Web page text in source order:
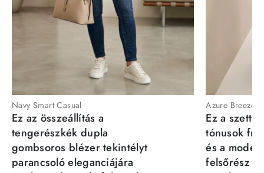
Navy Smart Casual
Ez az összeállítás a
tengerészkék dupla
gombsoros blézer tekintélyt
parancsoló eleganciájára
Azure Breeze
Ez a szett
tónusok
és a
felsőrész